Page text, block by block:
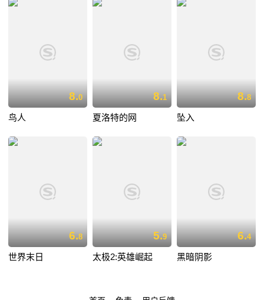
8.0
鸟人
8.1
夏洛特的网
8.8
坠入
6.8
世界末日
5.9
太极2:英雄崛起
6.4
黑暗阴影